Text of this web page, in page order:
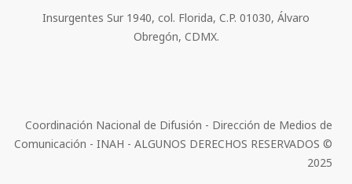
Insurgentes Sur 1940, col. Florida, C.P. 01030, Álvaro
Obregón, CDMX.
Coordinación Nacional de Difusión - Dirección de Medios de
Comunicación - INAH - ALGUNOS DERECHOS RESERVADOS ©
2025